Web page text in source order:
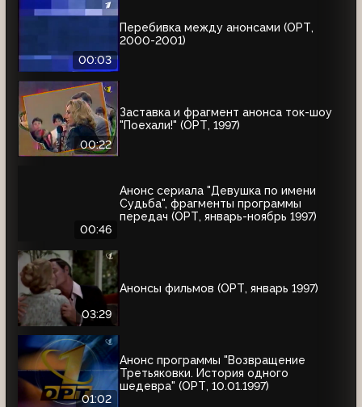
00:03
Перебивка между анонсами (ОРТ,
2000-2001)
00:22
Заставка и фрагмент анонса ток-шоу
"Поехали!" (ОРТ, 1997)
00:46
Анонс сериала "Девушка по имени
Судьба", фрагменты программы
передач (ОРТ, январь-ноябрь 1997)
03:29
Анонсы фильмов (ОРТ, январь 1997)
01:02
Анонс программы "Возвращение
Третьяковки. История одного
шедевра" (ОРТ, 10.01.1997)